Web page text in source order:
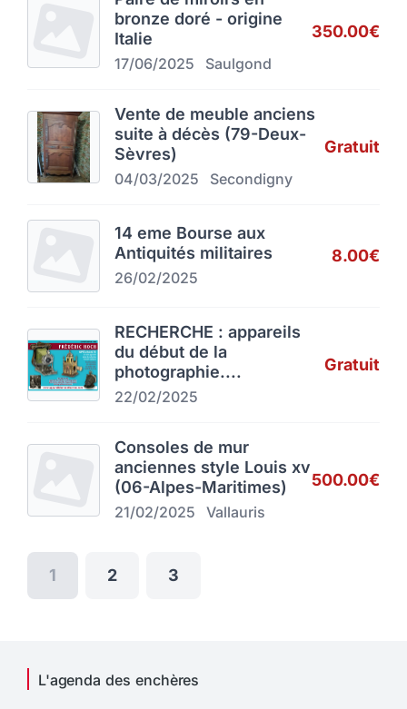
bronze doré - origine
Italie
17/06/2025 Saulgond
350.00€
Vente de meuble anciens
suite à décès (79-Deux-
Sèvres)
04/03/2025 Secondigny
Gratuit
14 eme Bourse aux
Antiquités militaires
26/02/2025
8.00€
RECHERCHE : appareils
du début de la
photographie....
22/02/2025
Gratuit
Consoles de mur
anciennes style Louis xv
(06-Alpes-Maritimes)
21/02/2025 Vallauris
500.00€
1 2 3
L'agenda des enchères